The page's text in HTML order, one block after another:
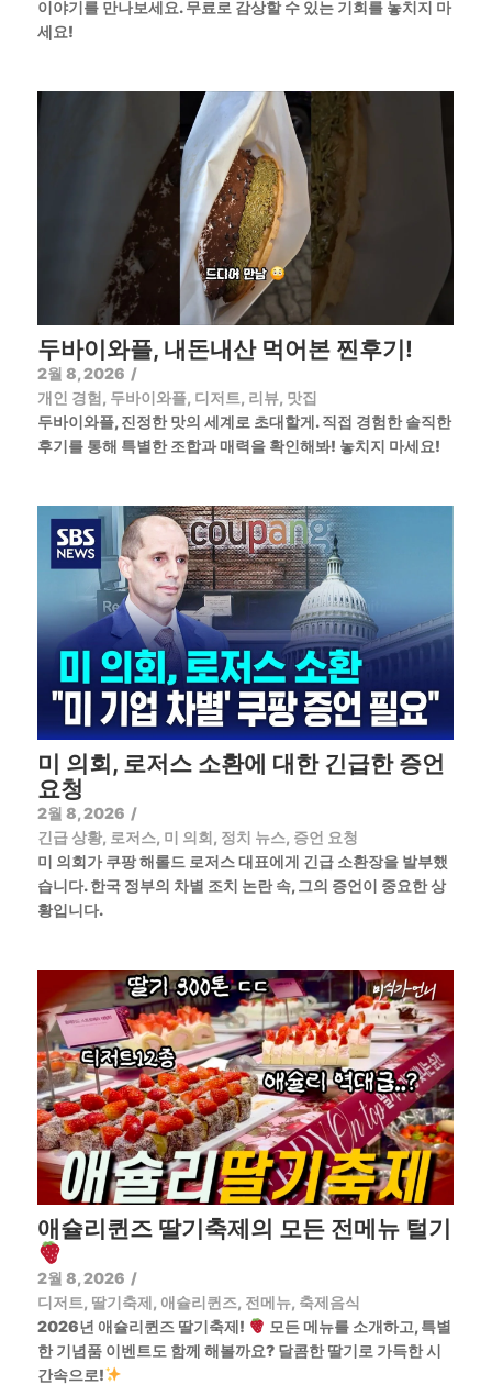
이야기를 만나보세요. 무료로 감상할 수 있는 기회를 놓치지 마
세요!
두바이와플, 내돈내산 먹어본 찐후기!
2월 8, 2026 /
개인 경험, 두바이와플, 디저트, 리뷰, 맛집
두바이와플, 진정한 맛의 세계로 초대할게. 직접 경험한 솔직한
후기를 통해 특별한 조합과 매력을 확인해봐! 놓치지 마세요!
미 의회, 로저스 소환에 대한 긴급한 증언
요청
2월 8, 2026 /
긴급 상황, 로저스, 미 의회, 정치 뉴스, 증언 요청
미 의회가 쿠팡 해롤드 로저스 대표에게 긴급 소환장을 발부했
습니다. 한국 정부의 차별 조치 논란 속, 그의 증언이 중요한 상
황입니다.
애슐리퀸즈 딸기축제의 모든 전메뉴 털기
2월 8, 2026 /
디저트, 딸기축제, 애슐리퀸즈, 전메뉴, 축제음식
2026년 애슐리퀸즈 딸기축제!
모든 메뉴를 소개하고, 특별
한 기념품 이벤트도 함께 해볼까요? 달콤한 딸기로 가득한 시
간속으로!